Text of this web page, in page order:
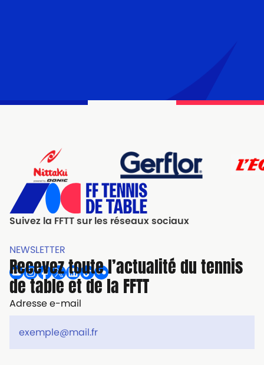
Suivez la FFTT sur les réseaux sociaux
NEWSLETTER
Recevez toute l’actualité du tennis
de table et de la FFTT
Adresse e-mail